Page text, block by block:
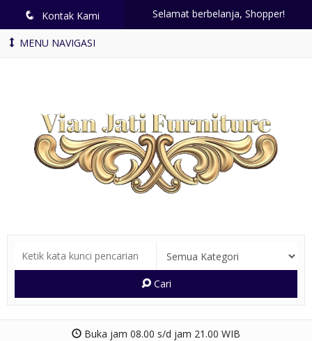
q Kontak Kami Selamat berbelanja, Shopper!
MENU NAVIGASI
Cari
Buka jam 08.00 s/d jam 21.00 WIB